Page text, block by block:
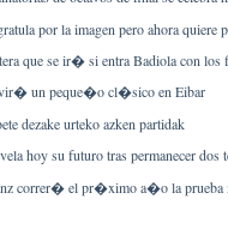
por la imagen pero ahora quiere
que se ir� si entra Badiola con los
un peque�o cl�sico en Eibar
dezake urteko azken partidak
hoy su futuro tras permanecer
correr� el pr�ximo a�o la prueba